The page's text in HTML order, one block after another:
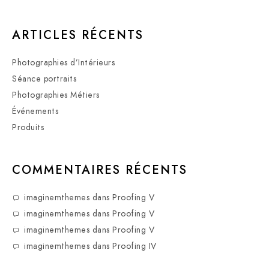
ARTICLES RÉCENTS
Photographies d’Intérieurs
Séance portraits
Photographies Métiers
Événements
Produits
COMMENTAIRES RÉCENTS
imaginemthemes dans Proofing V
imaginemthemes dans Proofing V
imaginemthemes dans Proofing V
imaginemthemes dans Proofing IV